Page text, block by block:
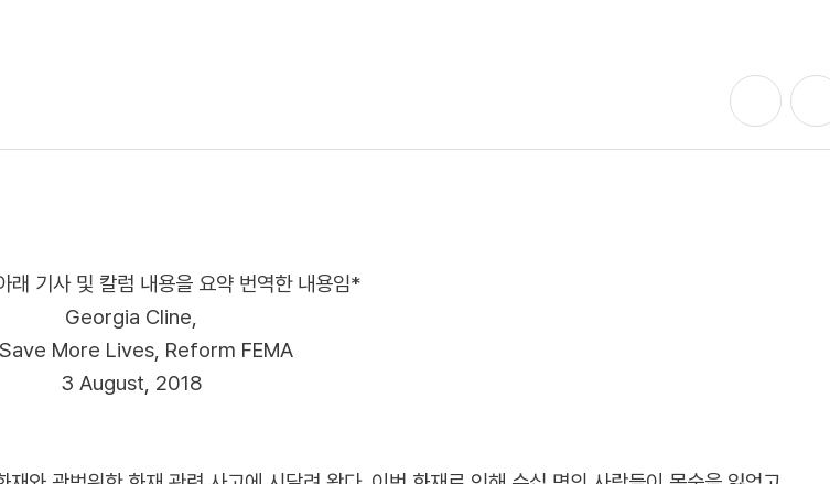
래 기사 및 칼럼 내용을 요약 번역한 내용임*
Georgia Cline,
More Lives, Reform FEMA
3 August, 2018